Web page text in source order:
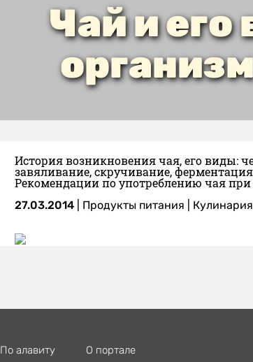
Чай и его
История возникновения чая, его виды:
завяливание, скручивание,
Рекомендации по употреблению чая
27.03.2014 Продукты питания
По алавиту О портале